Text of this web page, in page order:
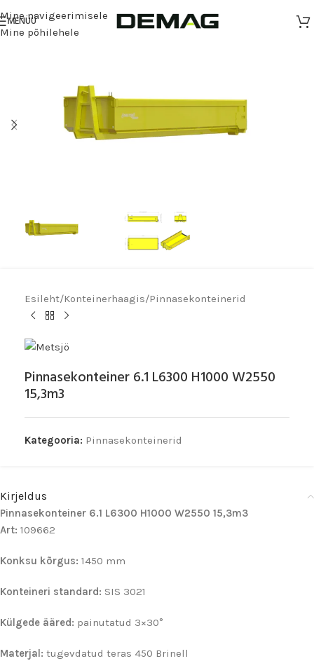
Mine navigeerimisele
Mine põhilehele
MENÜÜ
Esileht/Konteinerhaagis/Pinnasekonteinerid
Pinnasekonteiner 6.1 L6300 H1000 W2550
15,3m3
Kategooria: Pinnasekonteinerid
Kirjeldus
Pinnasekonteiner 6.1 L6300 H1000 W2550 15,3m3
Art: 109662
Konksu kõrgus: 1450 mm
Konteineri standard: SIS 3021
Külgede ääred: painutatud 3×30°
Materjal: tugevdatud teras 450 Brinell